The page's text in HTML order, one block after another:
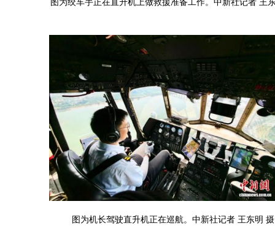
图为机长驾驶直升机正在巡航。中新社记者 王东明 摄